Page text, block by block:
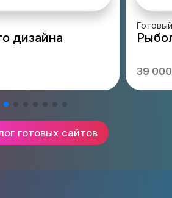
дизайна
39
готовых сайтов